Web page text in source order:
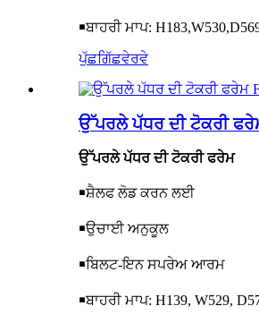
￭ਬਾਹਰੀ ਮਾਪ:
ਪੁੱਛਗਿੱਛਵੇਰਵੇ
ਉੱਪਰਲੇ ਪੱਧਰ ਦੀ ਟੋਕਰੀ
ਉੱਪਰਲੇ ਪੱਧਰ ਦੀ ਟੋਕਰੀ ਫਰੇਮ
￭ਸ਼ੈਲਫ ਲੋਡ ਕਰਨ ਲਈ
￭ਉਚਾਈ ਅਨੁਕੂਲ
￭ਬਿਲਟ-ਇਨ ਸਪਰੇਅ ਆਰਮ
￭ਬਾਹਰੀ ਮਾਪ: H139, W529,